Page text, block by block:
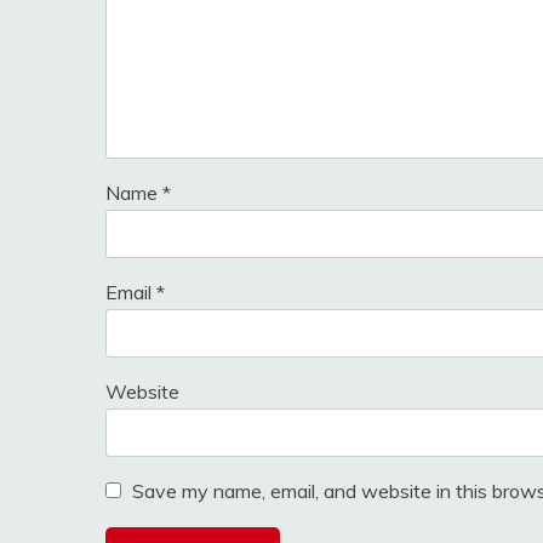
Name *
Email *
Website
Save my name, email, and website in this